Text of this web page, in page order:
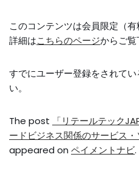
このコンテンツは会員限定（有
詳細はこちらのページからご覧
すでにユーザー登録をされてい
い。
The post
「リテールテック
ードビジネス関係のサービス
appeared on ペイメントナビ.